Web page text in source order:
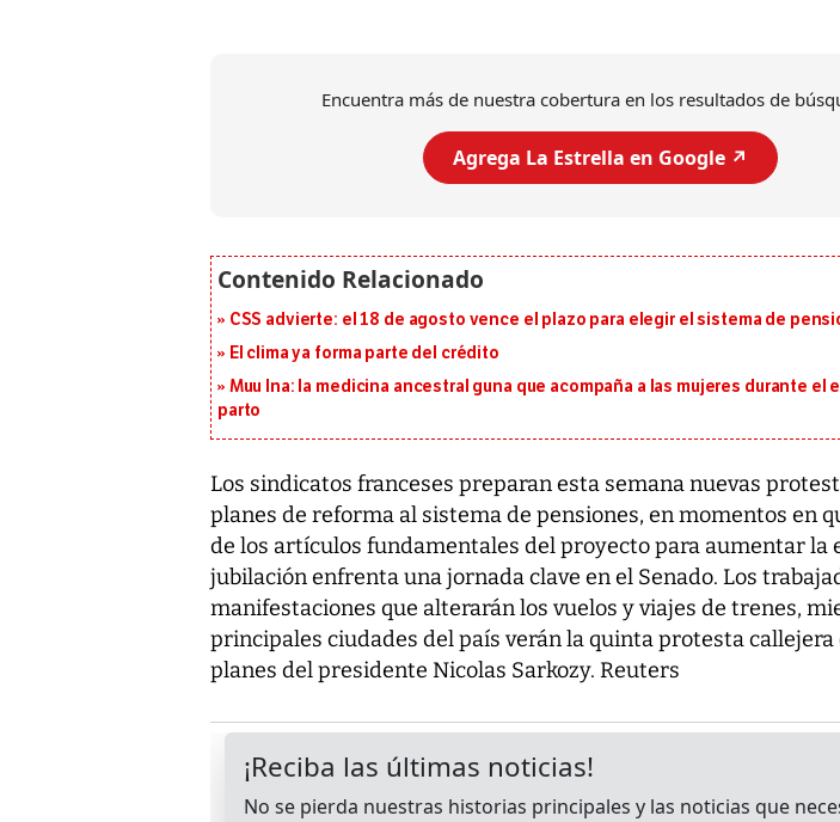
Encuentra más de nuestra cobertura en los resultados de
Agrega La Estrella en Google ↗️
CSS advierte: el 18 de agosto vence el plazo para elegir el sistema de
El clima ya forma parte del crédito
Muu Ina: la medicina ancestral guna que acompaña a las mujeres durante el
parto
Los sindicatos franceses preparan esta semana nuevas
planes de reforma al sistema de pensiones, en momentos en
de los artículos fundamentales del proyecto para aumentar la
jubilación enfrenta una jornada clave en el Senado. Los
manifestaciones que alterarán los vuelos y viajes de trenes,
principales ciudades del país verán la quinta protesta callejera
planes del presidente Nicolas Sarkozy. Reuters
Un fuerte
7,1 se registró este